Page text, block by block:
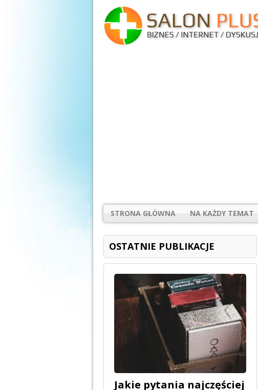
STRONA GŁÓWNA NA KAŻDY TEMAT
OSTATNIE PUBLIKACJE
Jakie pytania najczęściej